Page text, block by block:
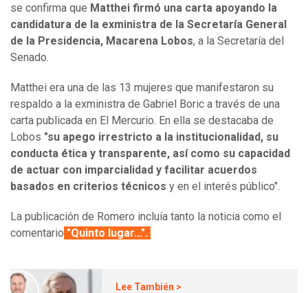
se confirma que Matthei firmó una carta apoyando la
candidatura de la exministra de la Secretaría General
de la Presidencia, Macarena Lobos, a la Secretaría del
Senado.
Matthei era una de las 13 mujeres que manifestaron su
respaldo a la exministra de Gabriel Boric a través de una
carta publicada en El Mercurio. En ella se destacaba de
Lobos "su apego irrestricto a la institucionalidad, su
conducta ética y transparente, así como su capacidad
de actuar con imparcialidad y facilitar acuerdos
basados en criterios técnicos y en el interés público".
La publicación de Romero incluía tanto la noticia como el
comentario "Quinto lugar...".
Lee También >